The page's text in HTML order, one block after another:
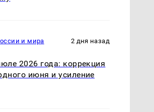
и мира 2 дня назад
2026 года: коррекция
июня и усиление